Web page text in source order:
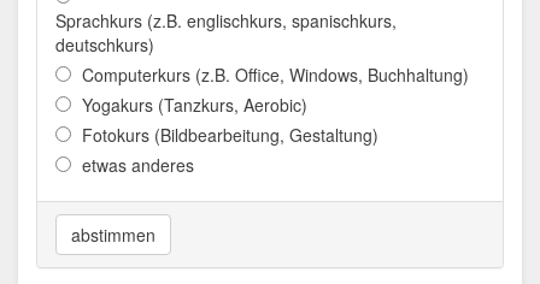
Sprachkurs (z.B. englischkurs, spanischkurs,
deutschkurs)
Computerkurs (z.B. Office, Windows, Buchhaltung)
Yogakurs (Tanzkurs, Aerobic)
Fotokurs (Bildbearbeitung, Gestaltung)
etwas anderes
abstimmen